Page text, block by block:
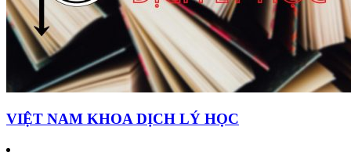
VIỆT NAM KHOA DỊCH LÝ HỌC